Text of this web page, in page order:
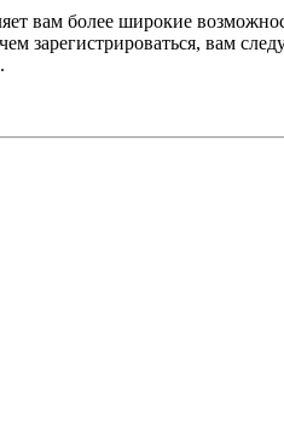
вам более широкие
зарегистрироваться, вам